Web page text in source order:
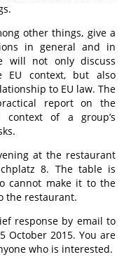
other things, give a
in general and in
will not only discuss
EU context, but also
to EU law. The
report on the
of a group’s
at the restaurant
8. The table is
cannot make it to the
the restaurant.
response by email to
October 2015. You are
who is interested.